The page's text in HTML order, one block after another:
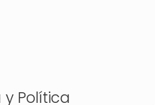
y Política